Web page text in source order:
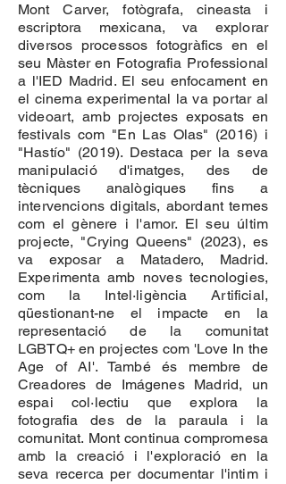
Mont Carver, fotògrafa, cineasta i
escriptora mexicana, va explorar
diversos processos fotogràfics en el
seu Màster en Fotografia Professional
a l'IED Madrid. El seu enfocament en
el cinema experimental la va portar al
videoart, amb projectes exposats en
festivals com "En Las Olas" (2016) i
"Hastío" (2019). Destaca per la seva
manipulació d'imatges, des de
tècniques analògiques fins a
intervencions digitals, abordant temes
com el gènere i l'amor. El seu últim
projecte, "Crying Queens" (2023), es
va exposar a Matadero, Madrid.
Experimenta amb noves tecnologies,
com la Intel·ligència Artificial,
qüestionant-ne el impacte en la
representació de la comunitat
LGBTQ+ en projectes com 'Love In the
Age of AI'. També és membre de
Creadores de Imágenes Madrid, un
espai col·lectiu que explora la
fotografia des de la paraula i la
comunitat. Mont continua compromesa
amb la creació i l'exploració en la
seva recerca per documentar l'intim i